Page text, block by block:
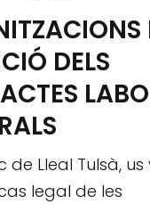
DELS
de Lleal Tulsà,
legal de les